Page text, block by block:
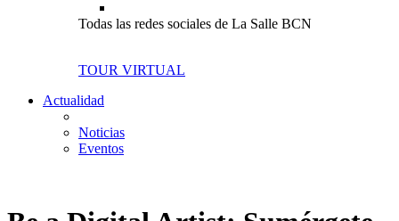
Todas las redes sociales de La Salle BCN
TOUR VIRTUAL
Actualidad
Noticias
Eventos